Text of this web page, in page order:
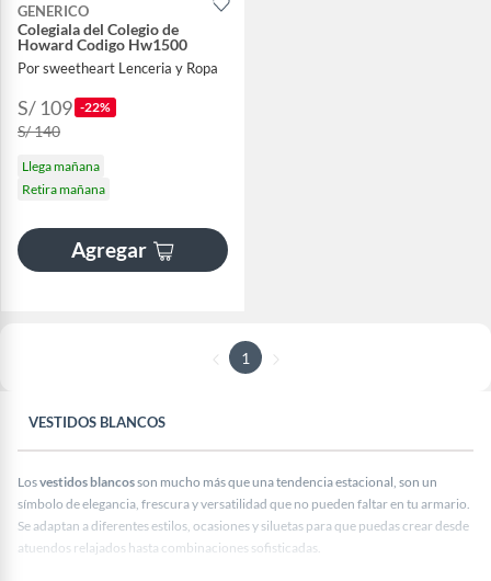
GENERICO
Colegiala del Colegio de
Howard Codigo Hw1500
Por sweetheart Lenceria y Ropa
S/ 109 -22%
S/ 140
Llega mañana
Retira mañana
Agregar
1
VESTIDOS BLANCOS
Losvestidos blancosson mucho más que una tendencia estacional, son un
símbolo de elegancia, frescura y versatilidad que no pueden faltar en tu armario.
Se adaptan a diferentes estilos, ocasiones y siluetas para que puedas crear desde
atuendos relajados hasta combinaciones sofisticadas.